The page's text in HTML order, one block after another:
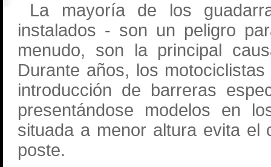
La mayoría de los
instalados - son un peligro
menudo, son la principal
Durante años, los
introducción de barreras
presentándose modelos en
situada a menor altura evita el
poste.